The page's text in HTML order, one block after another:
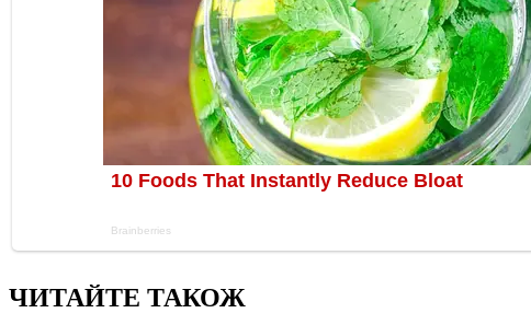
ЧИТАЙТЕ ТАКОЖ